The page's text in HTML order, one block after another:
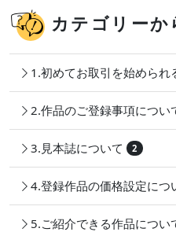
カテゴリーか
1.初めてお取引を始められ
2.作品のご登録事項につい
3.見本誌について 2
4.登録作品の価格設定につ
5.ご紹介できる作品につい